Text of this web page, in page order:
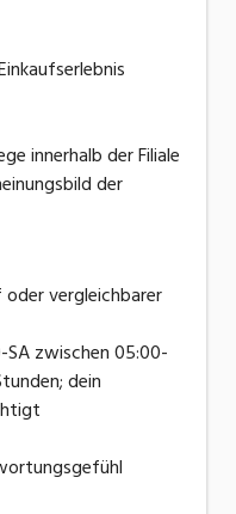
innerhalb der Filiale
der
vergleichbarer
zwischen 05:00-
dein